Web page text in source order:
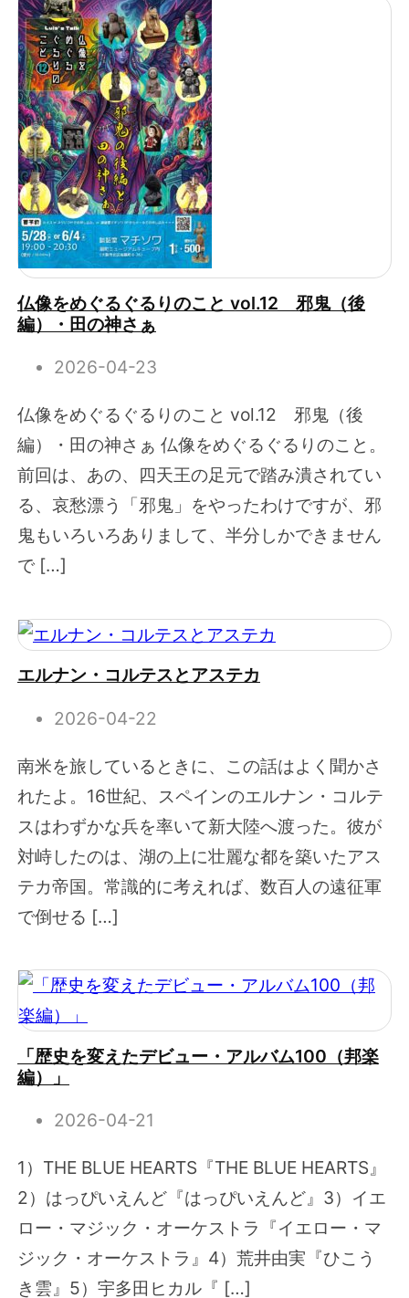
仏像をめぐるぐるりのこと vol.12 邪鬼（後
編）・田の神さぁ
2026-04-23
仏像をめぐるぐるりのこと vol.12 邪鬼（後
編）・田の神さぁ 仏像をめぐるぐるりのこと。
前回は、あの、四天王の足元で踏み潰されてい
る、哀愁漂う「邪鬼」をやったわけですが、邪
鬼もいろいろありまして、半分しかできません
で […]
エルナン・コルテスとアステカ
2026-04-22
南米を旅しているときに、この話はよく聞かさ
れたよ。16世紀、スペインのエルナン・コルテ
スはわずかな兵を率いて新大陸へ渡った。彼が
対峙したのは、湖の上に壮麗な都を築いたアス
テカ帝国。常識的に考えれば、数百人の遠征軍
で倒せる […]
「歴史を変えたデビュー・アルバム100（邦楽
編）」
2026-04-21
1）THE BLUE HEARTS『THE BLUE HEARTS』
2）はっぴいえんど『はっぴいえんど』3）イエ
ロー・マジック・オーケストラ『イエロー・マ
ジック・オーケストラ』4）荒井由実『ひこう
き雲』5）宇多田ヒカル『 […]